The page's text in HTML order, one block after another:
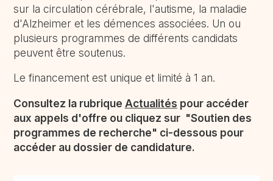
sur la circulation cérébrale, l'autisme, la maladie
d'Alzheimer et les démences associées. Un ou
plusieurs programmes de différents candidats
peuvent être soutenus.
Le financement est unique et limité à 1 an.
Consultez la rubrique Actualités pour accéder
aux appels d'offre ou cliquez sur "Soutien des
programmes de recherche" ci-dessous pour
accéder au dossier de candidature.